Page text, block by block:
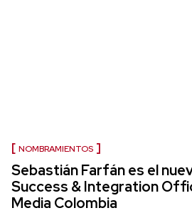
NOMBRAMIENTOS
Sebastián Farfán es el
Success & Integration
Media Colombia